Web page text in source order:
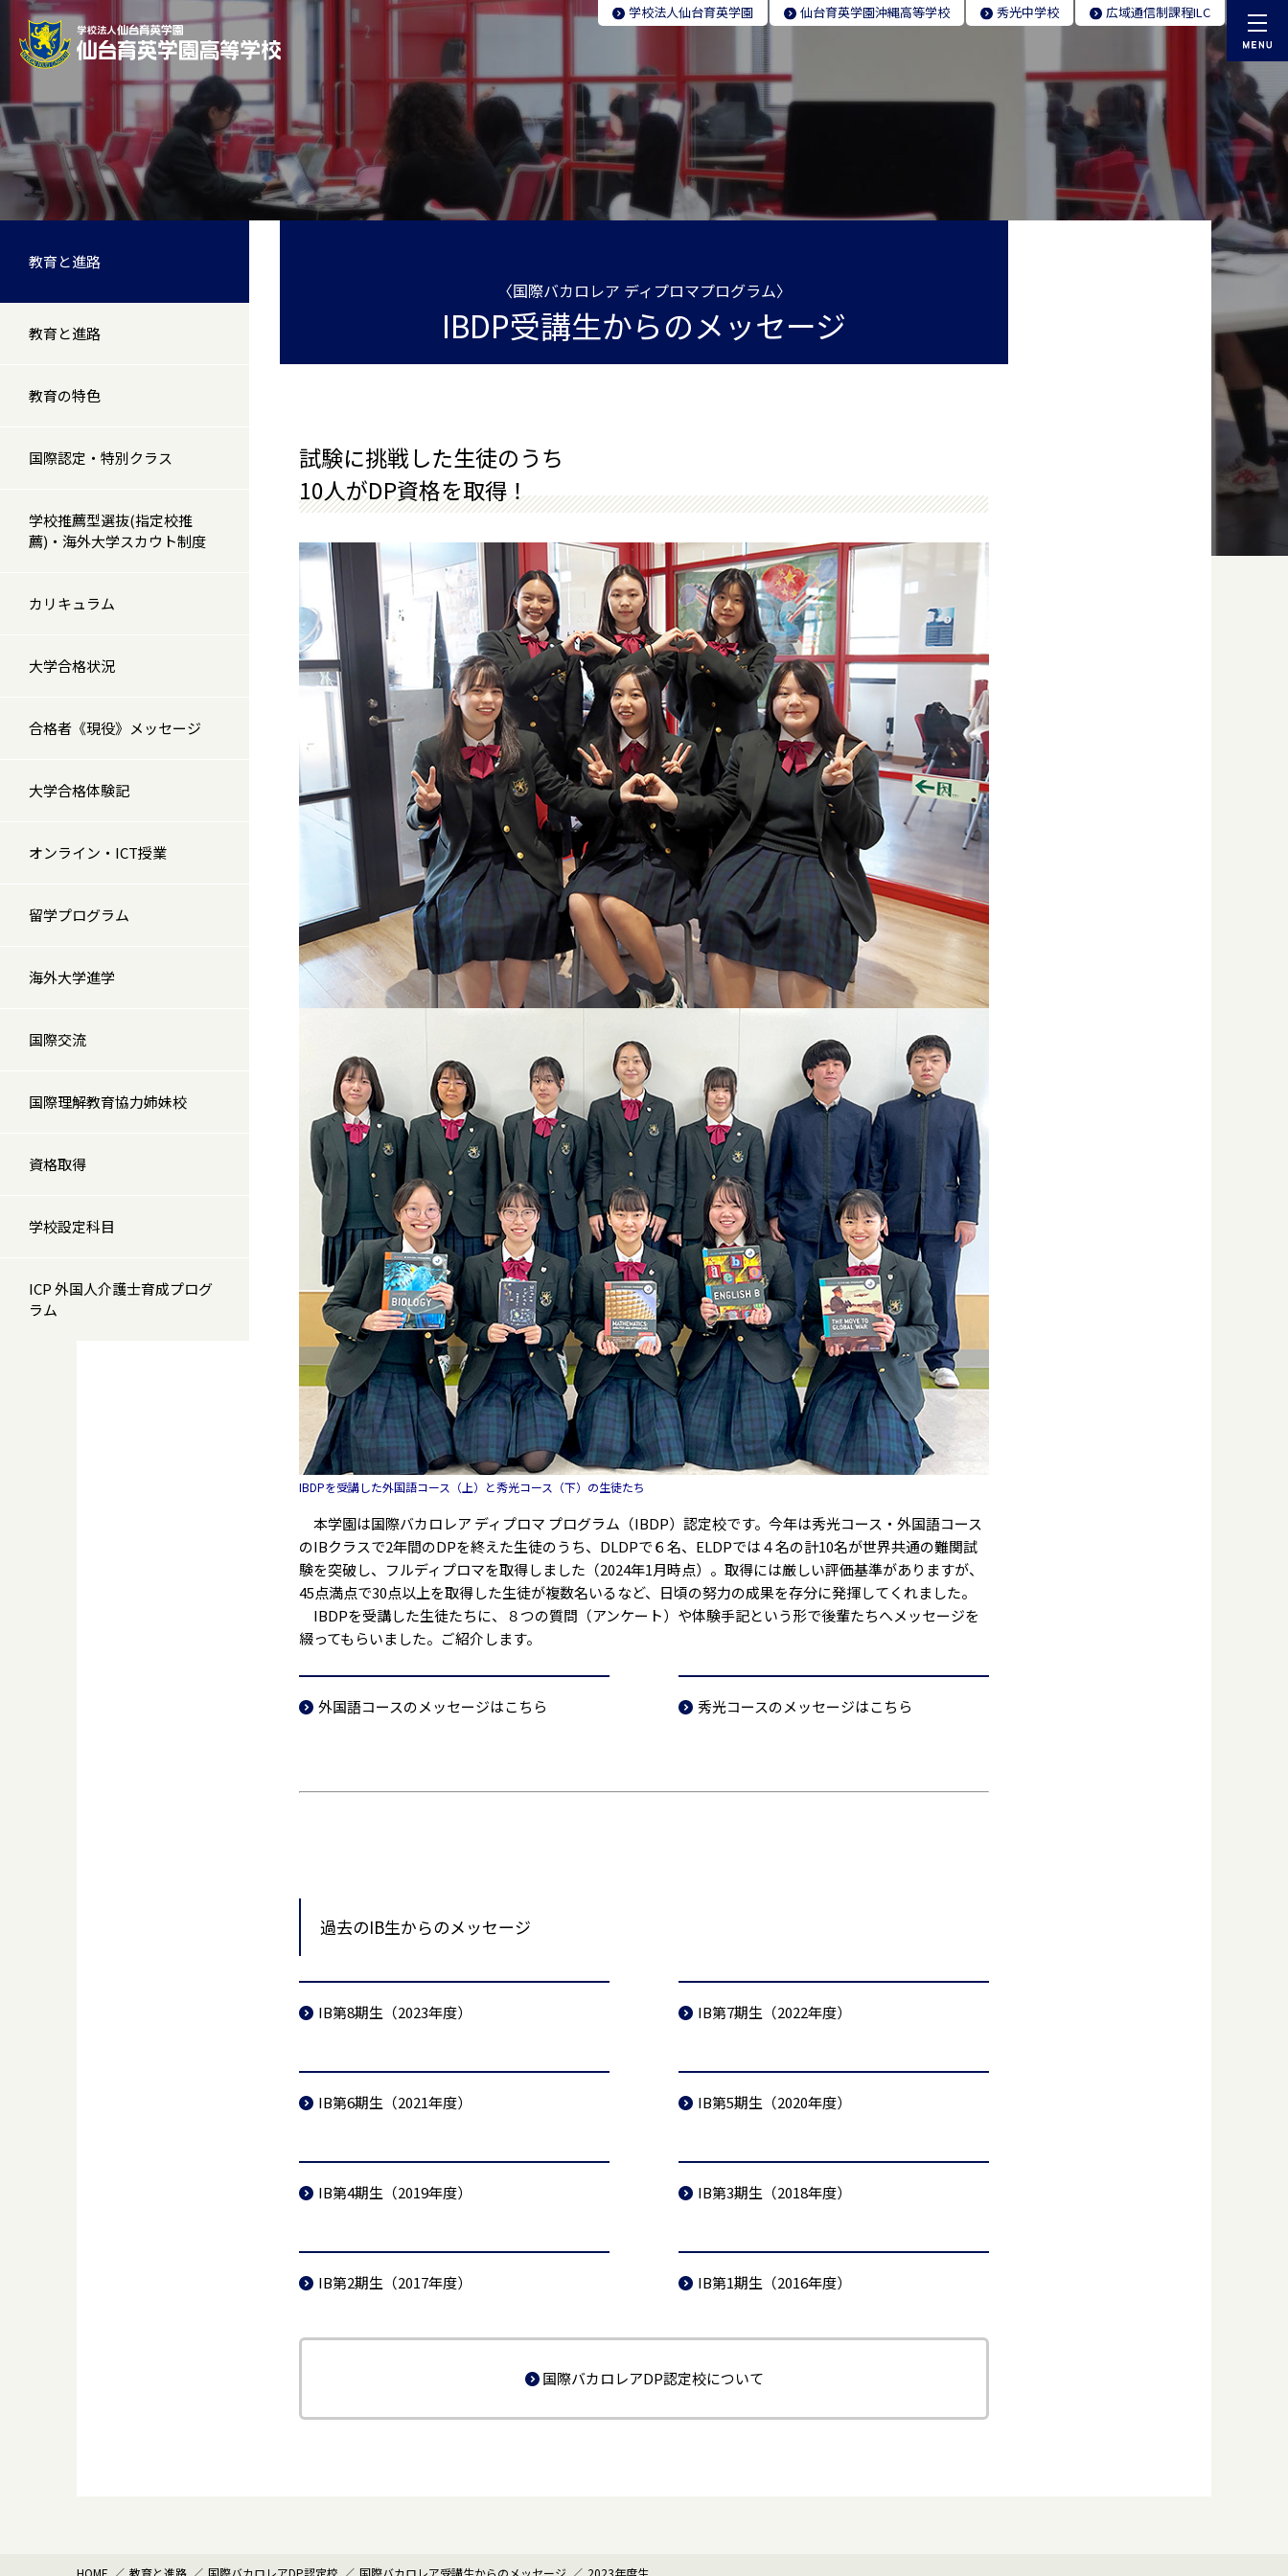
学校法人仙台育英学園 仙台育英学園沖縄高等学校 秀光中学校 広域通信制課程ILC
〈国際バカロレア ディプロマプログラム〉
IBDP受講生からのメッセージ
試験に挑戦した生徒のうち
10人がDP資格を取得！
IBDPを受講した外国語コース（上）と秀光コース（下）の生徒たち
本学園は国際バカロレア ディプロマ プログラム（IBDP）認定校です。今年は秀光コース・外国語コース
のIBクラスで2年間のDPを終えた生徒のうち、DLDPで６名、ELDPでは４名の計10名が世界共通の難関試
験を突破し、フルディプロマを取得しました（2024年1月時点）。取得には厳しい評価基準がありますが、
45点満点で30点以上を取得した生徒が複数名いるなど、日頃の努力の成果を存分に発揮してくれました。
IBDPを受講した生徒たちに、８つの質問（アンケート）や体験手記という形で後輩たちへメッセージを
綴ってもらいました。ご紹介します。
外国語コースのメッセージはこちら 秀光コースのメッセージはこちら
過去のIB生からのメッセージ
IB第8期生（2023年度） IB第7期生（2022年度）
IB第6期生（2021年度） IB第5期生（2020年度）
IB第4期生（2019年度） IB第3期生（2018年度）
IB第2期生（2017年度） IB第1期生（2016年度）
国際バカロレアDP認定校について
教育と進路
教育と進路
教育の特色
国際認定・特別クラス
学校推薦型選抜(指定校推
薦)・海外大学スカウト制度
カリキュラム
大学合格状況
合格者《現役》メッセージ
大学合格体験記
オンライン・ICT授業
留学プログラム
海外大学進学
国際交流
国際理解教育協力姉妹校
資格取得
学校設定科目
ICP 外国人介護士育成プログ
ラム
HOME 教育と進路 国際バカロレアDP認定校 国際バカロレア受講生からのメッセージ 2023年度生